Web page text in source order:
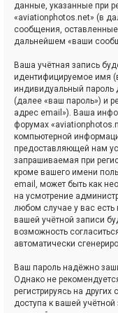
данные, указанные при
«aviationphotos.net» (в
сообщения,
дальнейшем «ваши
Ваша учётная запись
идентифицируемое имя
индивидуальный пароль
(далее «ваш пароль») и
адрес email»). Ваша
форумах
компьютерной
предоставляющей нам
запрашиваемая при
кроме вашего имени
email, может быть как
на усмотрение
любом случае у вас
вашей учётной записи
возможность
автоматически
Ваш пароль надёжно
Однако не
регистрируясь на
доступа к вашей